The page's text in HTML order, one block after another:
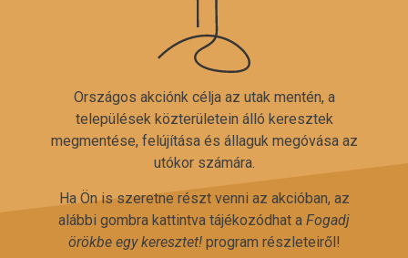
Országos akciónk célja az utak mentén, a
települések közterületein álló keresztek
megmentése, felújítása és állaguk megóvása az
utókor számára.
Ha Ön is szeretne részt venni az akcióban, az
alábbi gombra kattintva tájékozódhat a Fogadj
örökbe egy keresztet!program részleteiről!